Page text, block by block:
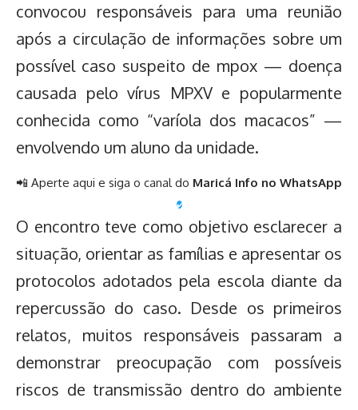
convocou responsáveis para uma reunião
após a circulação de informações sobre um
possível caso suspeito de mpox — doença
causada pelo vírus MPXV e popularmente
conhecida como “varíola dos macacos” —
envolvendo um aluno da unidade.
📲 Aperte aqui e siga o canal do Maricá Info no WhatsApp
✔️
O encontro teve como objetivo esclarecer a
situação, orientar as famílias e apresentar os
protocolos adotados pela escola diante da
repercussão do caso. Desde os primeiros
relatos, muitos responsáveis passaram a
demonstrar preocupação com possíveis
riscos de transmissão dentro do ambiente